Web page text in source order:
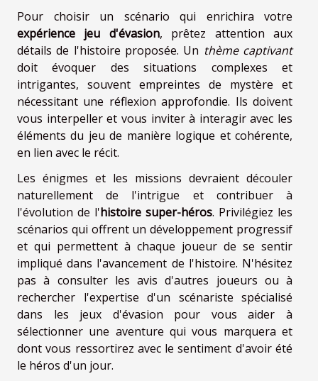
Pour choisir un scénario qui enrichira votre
expérience jeu d'évasion, prêtez attention aux
détails de l'histoire proposée. Un thème captivant
doit évoquer des situations complexes et
intrigantes, souvent empreintes de mystère et
nécessitant une réflexion approfondie. Ils doivent
vous interpeller et vous inviter à interagir avec les
éléments du jeu de manière logique et cohérente,
en lien avec le récit.
Les énigmes et les missions devraient découler
naturellement de l'intrigue et contribuer à
l'évolution de l'histoire super-héros. Privilégiez les
scénarios qui offrent un développement progressif
et qui permettent à chaque joueur de se sentir
impliqué dans l'avancement de l'histoire. N'hésitez
pas à consulter les avis d'autres joueurs ou à
rechercher l'expertise d'un scénariste spécialisé
dans les jeux d'évasion pour vous aider à
sélectionner une aventure qui vous marquera et
dont vous ressortirez avec le sentiment d'avoir été
le héros d'un jour.